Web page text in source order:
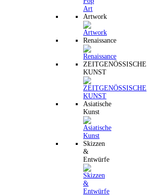
Artwork
Renaissance
ZEITGENÖSSISCHE
KUNST
Asiatische
Kunst
Skizzen
&
Entwürfe